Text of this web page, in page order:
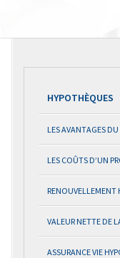
HYPOTHÈQUES
LES AVANTAGES
LES COÛTS D’UN
RENOUVELLEMENT
VALEUR NETTE DE
ASSURANCE VIE